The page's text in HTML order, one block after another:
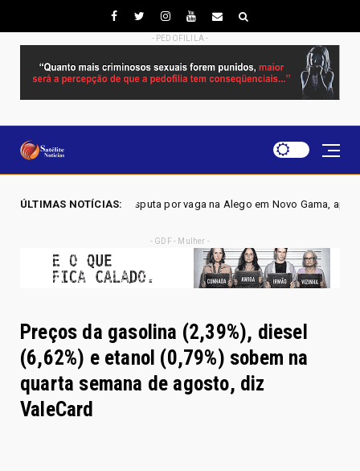
- PEDOFILILA -
ÚLTIMAS NOTÍCIAS:
por vaga na Alego em Novo Gama, aponta pesquisa IGAPE
- GDF - Mulher -
Preços da gasolina (2,39%), diesel
(6,62%) e etanol (0,79%) sobem na
quarta semana de agosto, diz
ValeCard